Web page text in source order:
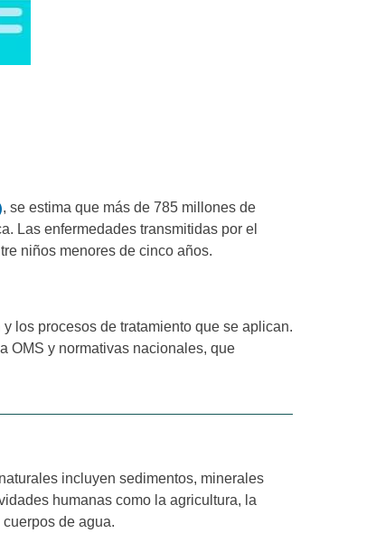
, se estima que más de 785 millones de
Las enfermedades transmitidas por el
niños menores de cinco años.
los procesos de tratamiento que se aplican.
OMS y normativas nacionales, que
incluyen sedimentos, minerales
humanas como la agricultura, la
de agua.